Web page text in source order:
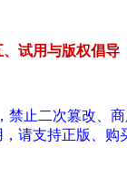
、试用与版权倡导
止二次篡改、
请支持正版、购